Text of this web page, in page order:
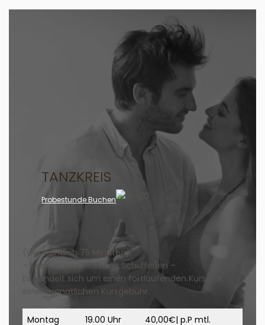
TANZKREIS
Probestunde Buchen
(wöchentlich 75 Minuten)
– Kein Unterricht in den Schulferien –
Es handelt sich um einen fortlaufenden Kurs mit
einer monatlichen Kursgebühr.
Montag 19.00 Uhr
40,00€| p.P mtl.